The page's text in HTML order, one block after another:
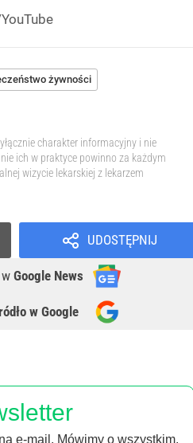
żywności
charakter informacyjny i nie
ich w praktyce powinno za każdym
wizycie lekarskiej z lekarzem
UDOSTĘPNIJ
w Google News
w Google
e-mail. Mówimy o wszystkim,